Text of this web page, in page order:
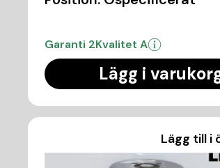
Garanti 2Kvalitet A
Lägg i
Lägg till i